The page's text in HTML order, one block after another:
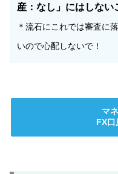
産：なし」にはしない
＊流石にこれでは審査に
いので心配しないで！
マ
FX口